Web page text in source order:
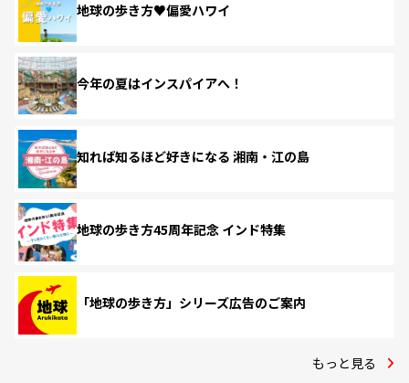
地球の歩き方♥偏愛ハワイ
今年の夏はインスパイアへ！
知れば知るほど好きになる 湘南・江の島
地球の歩き方45周年記念 インド特集
「地球の歩き方」シリーズ広告のご案内
もっと見る